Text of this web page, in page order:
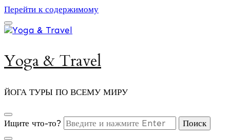
Перейти к содержимому
Yoga & Travel
ЙОГА ТУРЫ ПО ВСЕМУ МИРУ
Ищите что-то?